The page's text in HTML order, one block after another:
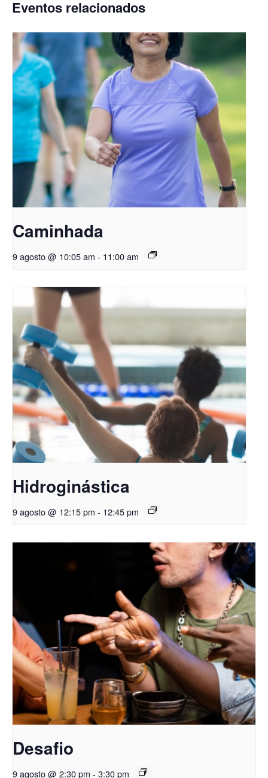
Eventos relacionados
Caminhada
9 agosto @ 10:05 am - 11:00 am
Hidroginástica
9 agosto @ 12:15 pm - 12:45 pm
Desafio
9 agosto @ 2:30 pm - 3:30 pm